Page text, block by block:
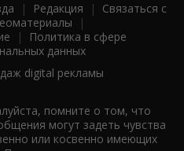
| Редакция | Связаться с
|
|
Политика в сфере
данных
digital рекламы
помните о том, что
могут задеть чувства
или косвенно имеющих